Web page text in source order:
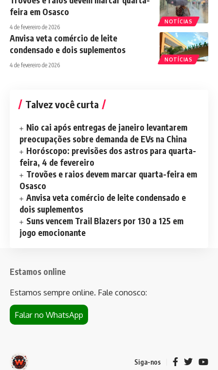
NOTÍCIAS
feira em Osasco
4 de fevereiro de 2026
NOTÍCIAS
Anvisa veta comércio de leite
condensado e dois suplementos
4 de fevereiro de 2026
Talvez você curta
Nio cai após entregas de janeiro levantarem
preocupações sobre demanda de EVs na China
Horóscopo: previsões dos astros para quarta-
feira, 4 de fevereiro
Trovões e raios devem marcar quarta-feira em
Osasco
Anvisa veta comércio de leite condensado e
dois suplementos
Suns vencem Trail Blazers por 130 a 125 em
jogo emocionante
Estamos online
Estamos sempre online. Fale conosco:
Falar no WhatsApp
Siga-nos